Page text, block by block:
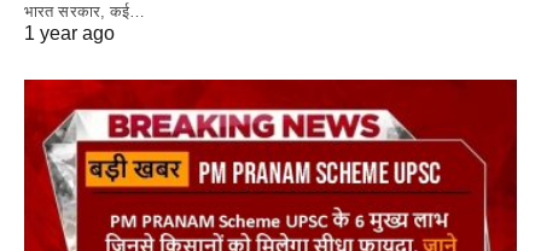
भारत सरकार, कई…
1 year ago